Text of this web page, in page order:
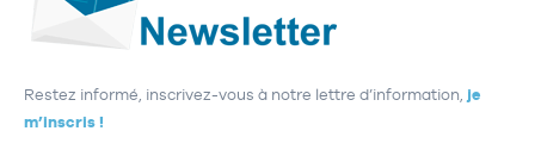
Restez informé, inscrivez-vous à notre lettre d’information, je
m’inscris !